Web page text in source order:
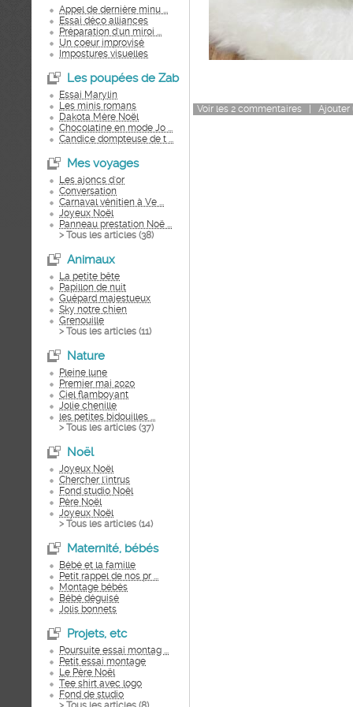
Appel de dernière minu ...
Essai déco alliances
Préparation d'un miroi ...
Un coeur improvisé
Impostures visuelles
Les poupées de Zab
Essai Marylin
Les minis romans
Dakota Mère Noël
Chocolatine en mode Jo ...
Candice dompteuse de t ...
Mes voyages
Les ajoncs d'or
Conversation
Carnaval vénitien à Ve ...
Joyeux Noël
Panneau prestation Noë ...
> Tous les articles (38)
Animaux
La petite bête
Papillon de nuit
Guépard majestueux
Sky notre chien
Grenouille
> Tous les articles (11)
Nature
Pleine lune
Premier mai 2020
Ciel flamboyant
Jolie chenille
les petites bidouilles ...
> Tous les articles (37)
Noël
Joyeux Noël
Chercher l'intrus
Fond studio Noël
Père Noël
Joyeux Noël
> Tous les articles (14)
Maternité, bébés
Bébé et la famille
Petit rappel de nos pr ...
Montage bébés
Bébé déguisé
Jolis bonnets
Projets, etc
Poursuite essai montag ...
Petit essai montage
Le Père Noël
Tee shirt avec logo
Fond de studio
Voir les 2 commentaires Ajouter